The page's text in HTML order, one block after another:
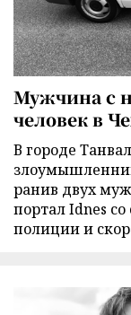
Мужчина с
человек в
В городе
ранив двух
портал Idnes
полиции и